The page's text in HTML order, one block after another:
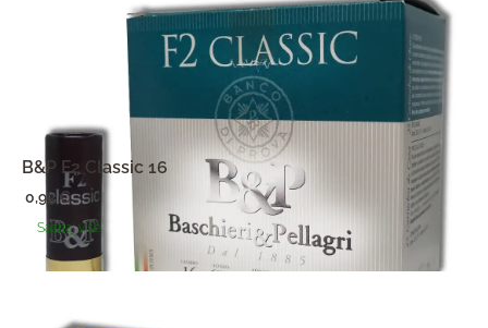
B&P F2 Classic 16
0,93 €
Saznaj više